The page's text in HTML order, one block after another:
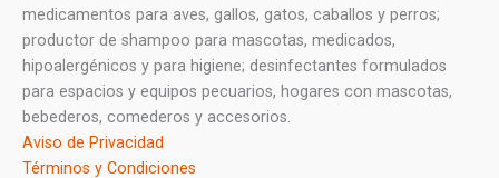
medicamentos para aves, gallos, gatos, caballos y perros;
productor de shampoo para mascotas, medicados,
hipoalergénicos y para higiene; desinfectantes formulados
para espacios y equipos pecuarios, hogares con mascotas,
bebederos, comederos y accesorios.
Aviso de Privacidad
Términos y Condiciones